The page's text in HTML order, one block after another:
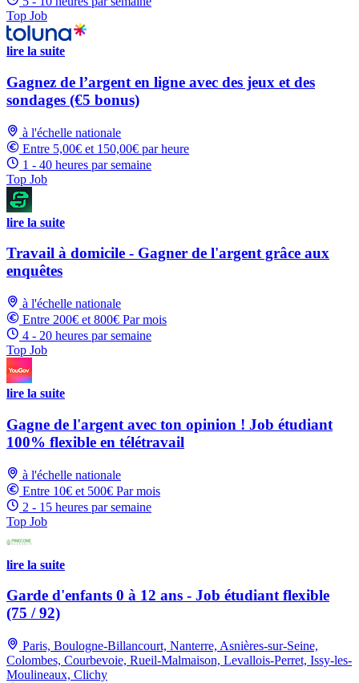
Top Job
lire la suite
Gagnez de l’argent en ligne avec des jeux et des
sondages (€5 bonus)
à l'échelle nationale
Entre 5,00€ et 150,00€ par heure
1 - 40 heures par semaine
Top Job
lire la suite
Travail à domicile - Gagner de l'argent grâce aux
enquêtes
à l'échelle nationale
Entre 200€ et 800€ Par mois
4 - 20 heures par semaine
Top Job
lire la suite
Gagne de l'argent avec ton opinion ! Job étudiant
100% flexible en télétravail
à l'échelle nationale
Entre 10€ et 500€ Par mois
2 - 15 heures par semaine
Top Job
lire la suite
Garde d'enfants 0 à 12 ans - Job étudiant flexible
(75 / 92)
Paris, Boulogne-Billancourt, Nanterre, Asnières-sur-Seine,
Colombes, Courbevoie, Rueil-Malmaison, Levallois-Perret, Issy-les-
Moulineaux, Clichy